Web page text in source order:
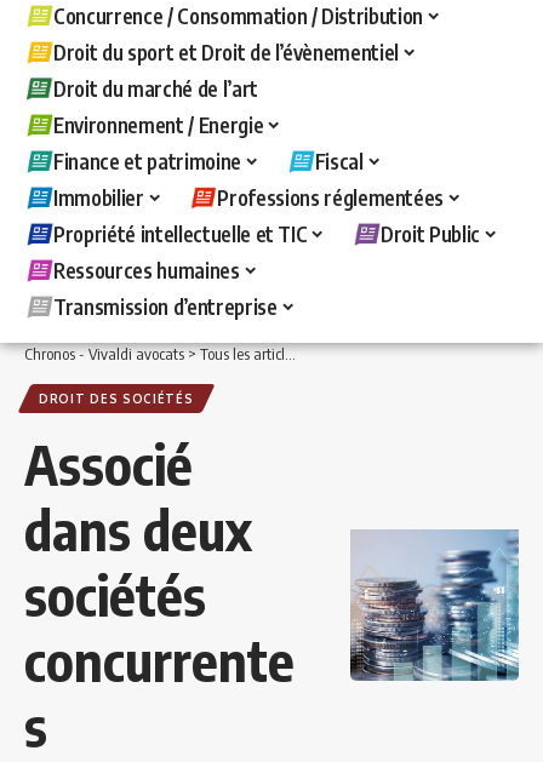
Concurrence / Consommation / Distribution
Droit du sport et Droit de l’évènementiel
Droit du marché de l’art
Environnement / Energie
Finance et patrimoine
Fiscal
Immobilier
Professions réglementées
Propriété intellectuelle et TIC
Droit Public
Ressources humaines
Transmission d’entreprise
Chronos - Vivaldi avocats>Tous les articles >Affaires / Finances>Droit des
DROIT DES SOCIÉTÉS
Associé
dans deux
sociétés
concurrente
s